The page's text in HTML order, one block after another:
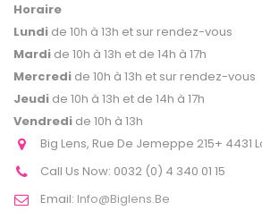
Horaire
Lundi de 10h à 13h et sur rendez-vous
Mardi de 10h à 13h et de 14h à 17h
Mercredi de 10h à 13h et sur rendez-vous
Jeudi de 10h à 13h et de 14h à 17h
Vendredi de 10h à 13h
Big Lens, Rue De Jemeppe 215+ 4431
Call Us Now: 0032 (0) 4 340 01 15
Email: Info@biglens.be